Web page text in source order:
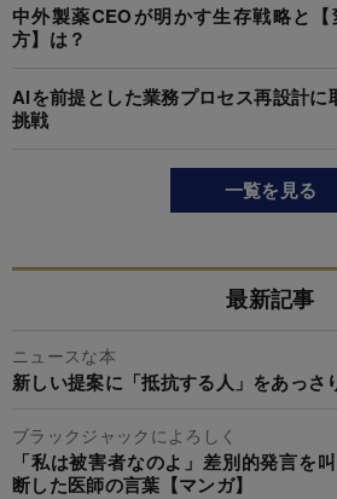
中外製薬CEOが明かす生存戦略と
方】は？
AIを前提とした業務プロセス再設計
挑戦
一覧を見る
最新記事
ニュースな本
新しい提案に「抵抗する人」をあっさ
ブラックジャックによろしく
「私は被害者なのよ」差別的発言を
断した医師の言葉【マンガ】